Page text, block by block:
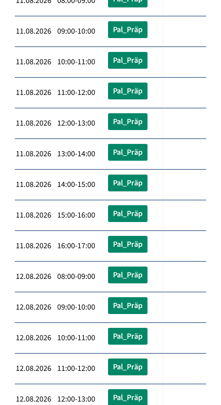
11.08.2026 09:00-10:00 Pal_Präp
11.08.2026 10:00-11:00 Pal_Präp
11.08.2026 11:00-12:00 Pal_Präp
11.08.2026 12:00-13:00 Pal_Präp
11.08.2026 13:00-14:00 Pal_Präp
11.08.2026 14:00-15:00 Pal_Präp
11.08.2026 15:00-16:00 Pal_Präp
11.08.2026 16:00-17:00 Pal_Präp
12.08.2026 08:00-09:00 Pal_Präp
12.08.2026 09:00-10:00 Pal_Präp
12.08.2026 10:00-11:00 Pal_Präp
12.08.2026 11:00-12:00 Pal_Präp
12.08.2026 12:00-13:00 Pal_Präp